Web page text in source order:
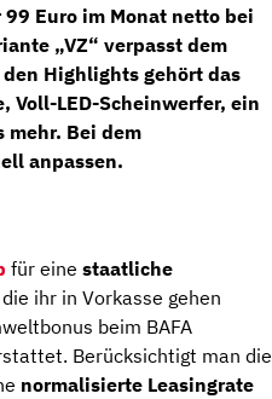
99 Euro im Monat netto bei
„VZ“ verpasst dem
Highlights gehört das
, Voll-LED-Scheinwerfer, ein
mehr. Bei dem
anpassen.
für eine staatliche
ihr in Vorkasse gehen
beim BAFA
Berücksichtigt man die
normalisierte Leasingrate